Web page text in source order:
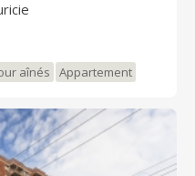
vivre en sécurité et
engagement à
confortables,
où il fait bon
aînés Appartement